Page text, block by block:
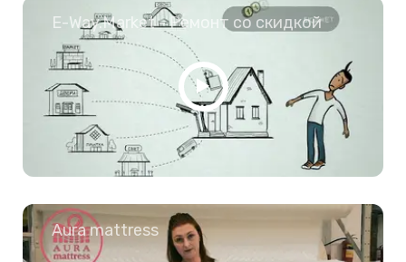
E-Way.Market - Ремонт со скидкой
Aura mattress